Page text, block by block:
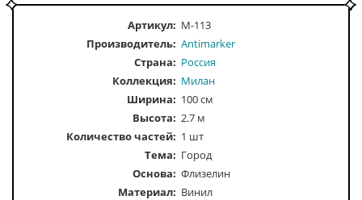
Артикул: M-113
Производитель: Antimarker
Страна: Россия
Коллекция: Милан
Ширина: 100 см
Высота: 2.7 м
Количество частей: 1 шт
Тема: Город
Основа: Флизелин
Материал: Винил